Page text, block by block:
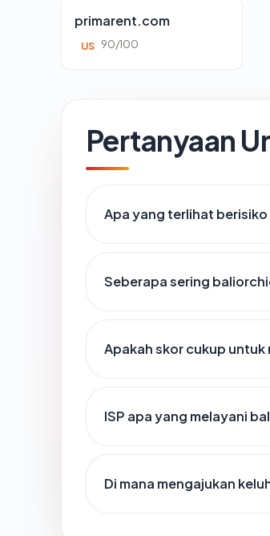
primarent.com
US 90/100
Pertanyaan
Apa yang terlihat
Seberapa sering
Apakah skor cukup untuk
ISP apa yang melayani
Di mana mengajukan